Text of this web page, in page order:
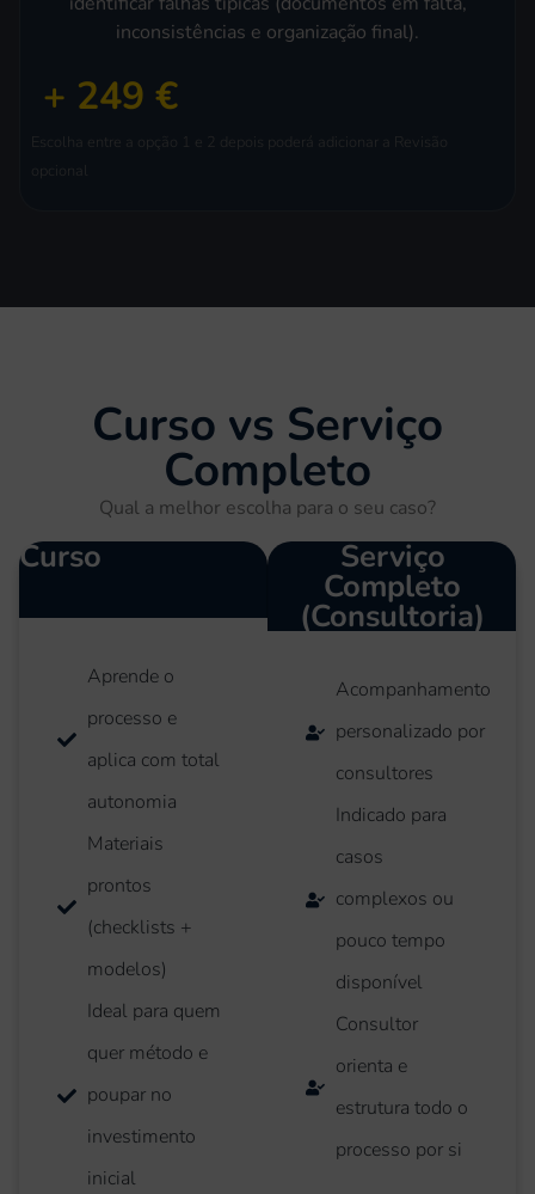
inconsistências e organização final).
+ 249 €
Escolha entre a opção 1 e 2 depois poderá adicionar a Revisão
opcional
Curso vs Serviço
Completo
Qual a melhor escolha para o seu caso?
Curso
Aprende o
processo e
aplica com total
autonomia
Materiais
prontos
(checklists +
modelos)
Ideal para quem
quer método e
poupar no
investimento
inicial
Serviço
Completo
(Consultoria)
Acompanhamento
personalizado por
consultores
Indicado para
casos
complexos ou
pouco tempo
disponível
Consultor
orienta e
estrutura todo o
processo por si